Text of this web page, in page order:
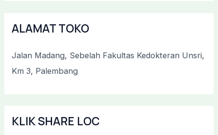
ALAMAT TOKO
Jalan Madang, Sebelah Fakultas Kedokteran Unsri,
Km 3, Palembang
KLIK SHARE LOC